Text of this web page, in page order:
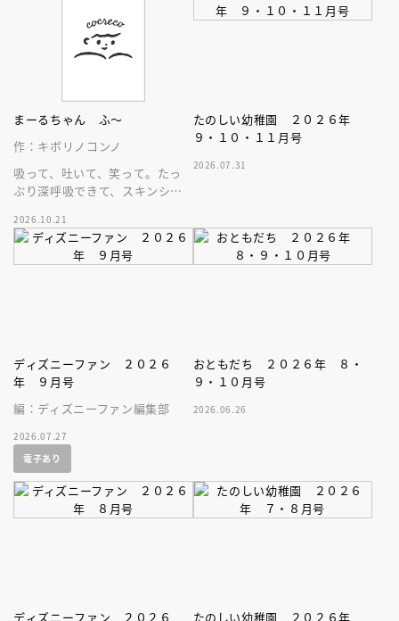
まーるちゃん ふ～
作：キボリノコンノ
吸って、吐いて、笑って。たっ
ぷり深呼吸できて、スキンシッ
家、キボリノコンノ初のファー
ストブック。
2026.10.21
たのしい幼稚園 ２０２６年
９・１０・１１月号
2026.07.31
ディズニーファン ２０２６
年 ９月号
編：ディズニーファン編集部
2026.07.27
電子あり
おともだち ２０２６年 ８・
９・１０月号
2026.06.26
ディズニーファン ２０２６
たのしい幼稚園 ２０２６年